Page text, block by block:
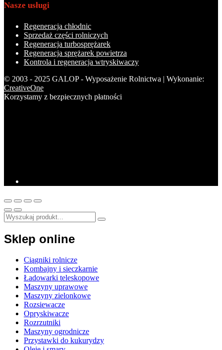
Nasze usługi
Regeneracja chłodnic
Sprzedaż części rolniczych
Regeneracja turbosprężarek
Regeneracja sprężarek powietrza
Kontrola i regeneracja wtryskiwaczy
© 2003 - 2025 GALOP - Wyposażenie Rolnictwa | Wykonanie:
CreativeOne
Korzystamy z bezpiecznych płatności
Sklep online
Ciągniki rolnicze
Kombajny i sieczkarnie
Ładowarki teleskopowe
Maszyny uprawowe
Maszyny zielonkowe
Rozsiewacze
Opryskiwacze
Rozrzutniki
Maszyny ogrodnicze
Przystawki do kukurydzy